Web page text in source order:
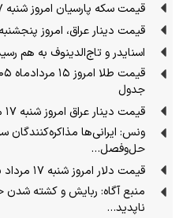
قیمت سکه پارسیان امروز شنبه ۱۷ مرداد ۱۴۰۵ / سکه ۱۰۰ سوت چند؟
قیمت دینار عراق، امروز پنجشنبه ۱۵ مرداد ۱۴۰۵
اسنایدر و تاج‌الدینوف به هم
جدول
قیمت دینار عراق امروز شنبه ۱۷ مرداد ۱۴۰۵
ونس: ایرانی‌ها
حل‌وفصل…
قیمت دلار امروز شنبه ۱۷ مرداد ۱۴۰۵ / دلار در بازار آزاد چند شد؟
منبع آگاه: ربایش و کشته
ناپدید…